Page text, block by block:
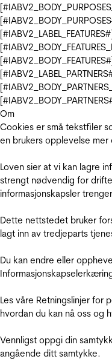
Om
Cookies er små tekstfiler
en brukers opplevelse mer
Loven sier at vi kan lagre
strengt nødvendig for
informasjonskapsler
Dette nettstedet bruker
lagt inn av tredjeparts
Du kan endre eller
Les våre Retningslinjer for
hvordan du kan nå oss og
Vennligst oppgi din
angående ditt samtykke.